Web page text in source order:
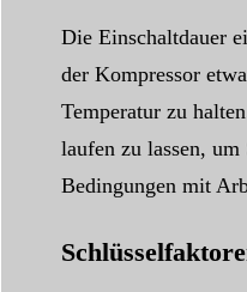
Die Einschaltdauer
der Kompressor
Temperatur zu
laufen zu lassen,
Bedingungen mit